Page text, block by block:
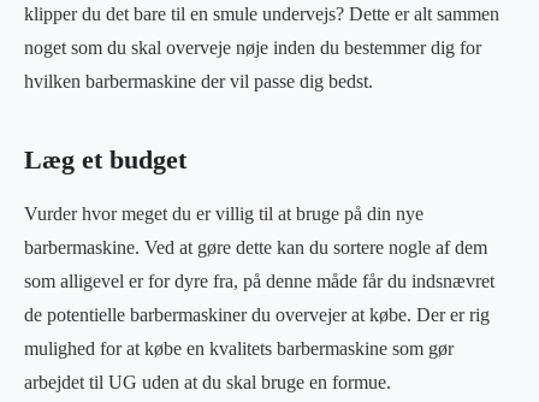
klipper du det bare til en smule undervejs? Dette er alt sammen
noget som du skal overveje nøje inden du bestemmer dig for
hvilken barbermaskine der vil passe dig bedst.
Læg et budget
Vurder hvor meget du er villig til at bruge på din nye
barbermaskine. Ved at gøre dette kan du sortere nogle af dem
som alligevel er for dyre fra, på denne måde får du indsnævret
de potentielle barbermaskiner du overvejer at købe. Der er rig
mulighed for at købe en kvalitets barbermaskine som gør
arbejdet til UG uden at du skal bruge en formue.